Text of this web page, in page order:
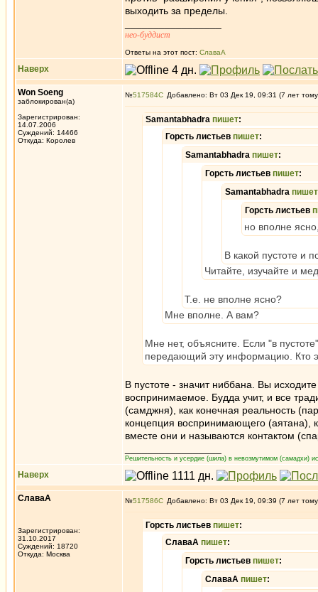
выходить за пределы.
нео-буддист
Ответы на этот пост: СлаваА
Наверх
Won Soeng
заблокирован(а)
Зарегистрирован:
14.07.2006
Суждений: 14466
Откуда: Королев
№517584 Добавлено: Вт 03 Дек 19, 09:31 (7 лет
Samantabhadra пишет:
Горсть листьев пишет:
Samantabhadra пишет:
Горсть листьев пишет:
Samantabhadra пишет
Горсть листьев
но вполне
В какой пустоте и
Читайте, изучайте и
Т.е. не вполне ясно?
Мне вполне. А вам?
Мне нет, объясните. Если "в
передающий эту информацию. Кто
В пустоте - значит ниббана. Вы
воспринимаемое. Будда учит, и все
(самджня), как конечная реальность
концепция воспринимающего (аятана),
вместе они и называются контактом
Решительность и усердие (шила) в невозмутимом (самадхи)
Наверх
СлаваА
Зарегистрирован:
31.10.2017
Суждений: 18720
Откуда: Москва
№517586 Добавлено: Вт 03 Дек 19, 09:39 (7 лет
Горсть листьев пишет:
СлаваА пишет:
Горсть листьев пишет:
СлаваА пишет: